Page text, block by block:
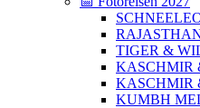
RAJASTHAN
TIGER &
KASCHMIR
KASCHMIR
KUMBH